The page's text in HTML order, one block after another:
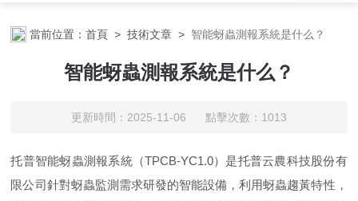
當前位置：首頁 >技術文章 > 智能蚜蟲測報系統是什么？
智能蚜蟲測報系統是什么？
更新時間：2025-11-06 點擊次數：1013
托普智能蚜蟲測報系統（TPCB-YC1.0）是托普云農科技股份有
限公司針對蚜蟲監測需求研發的智能設備，利用蚜蟲趨黃特性，